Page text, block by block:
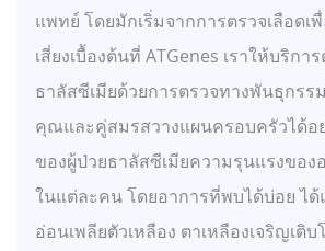
แพทย์ โดยมักเริ่มจากการตรวจเลือดเ
เสี่ยงเบื้องต้นที่ ATGenes เราให้บริกา
ธาลัสซีเมียด้วยการตรวจทางพันธุกร
คุณและคู่สมรสวางแผนครอบครัวได้อ
ของผู้ป่วยธาลัสซีเมียความรุนแรงของ
ในแต่ละคน โดยอาการที่พบได้บ่อย ได้
อ่อนเพลียตัวเหลือง ตาเหลืองเจริญเติบ